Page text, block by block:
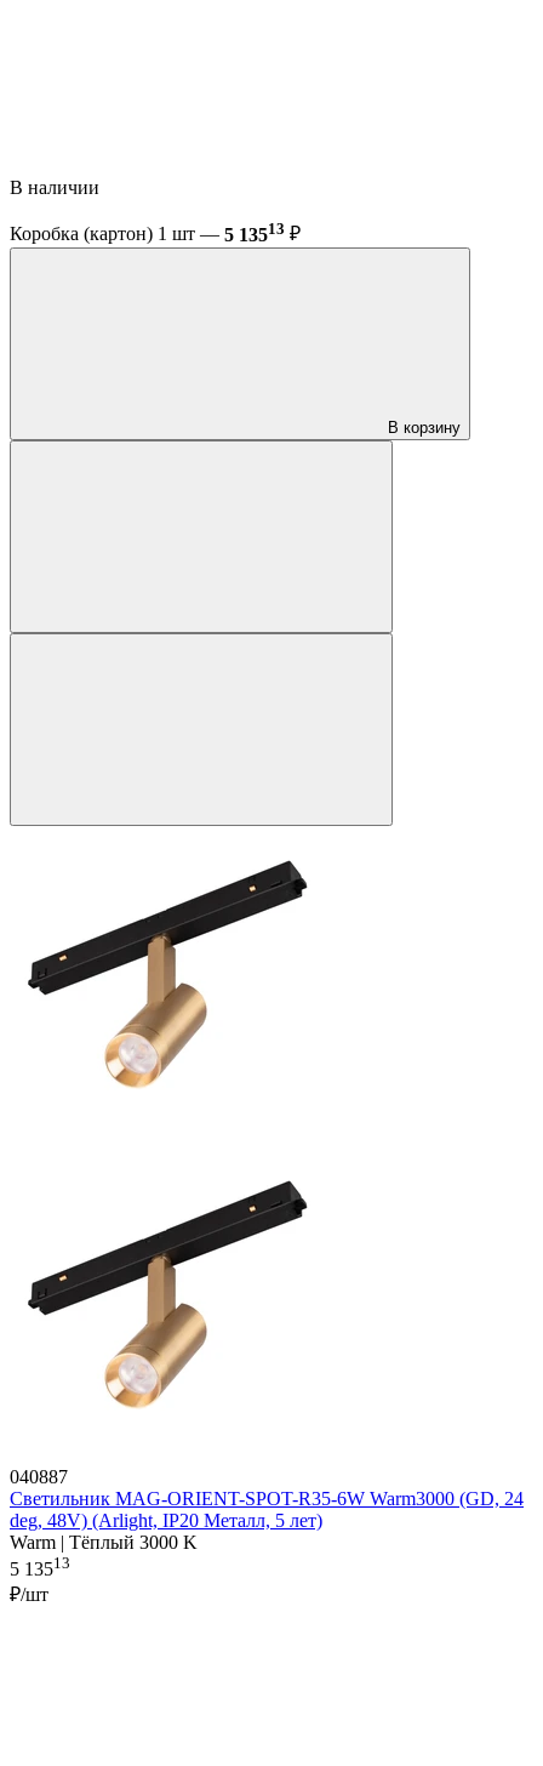
В наличии
Коробка (картон) 1 шт — 5 13513 ₽
В корзину
040887
Светильник MAG-ORIENT-SPOT-R35-6W Warm3000 (GD, 24
deg, 48V) (Arlight, IP20 Металл, 5 лет)
Warm | Тёплый 3000 K
5 13513
₽/шт